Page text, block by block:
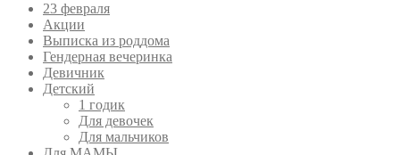
23 февраля
Акции
Выписка из роддома
Гендерная вечеринка
Девичник
Детский
1 годик
Для девочек
Для мальчиков